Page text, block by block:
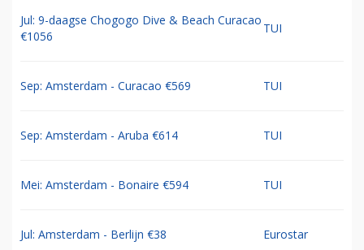
Jul: 9-daagse Chogogo Dive & Beach Curacao
€1056
TUI
Sep: Amsterdam - Curacao €569 TUI
Sep: Amsterdam - Aruba €614 TUI
Mei: Amsterdam - Bonaire €594 TUI
Jul: Amsterdam - Berlijn €38 Eurostar